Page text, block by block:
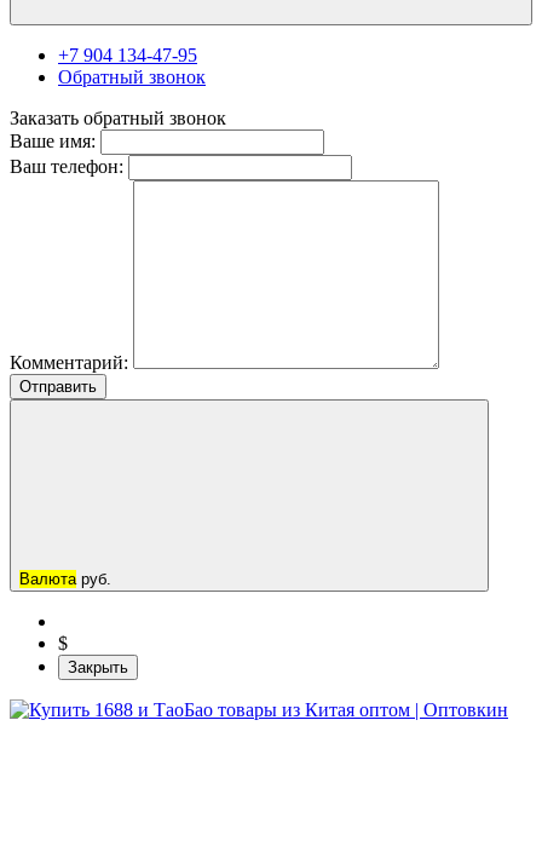
+7 904 134-47-95
Обратный звонок
Заказать обратный звонок
Ваше имя:
Ваш телефон:
Комментарий:
Отправить
Валюта руб.
$
Закрыть